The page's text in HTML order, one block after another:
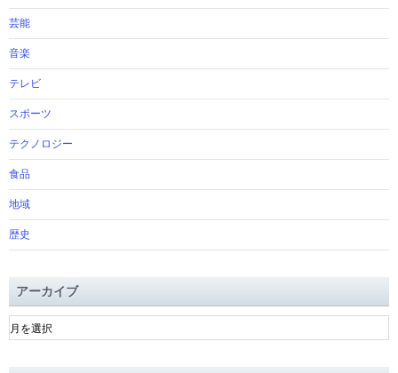
芸能
音楽
テレビ
スポーツ
テクノロジー
食品
地域
歴史
アーカイブ
ア
ー